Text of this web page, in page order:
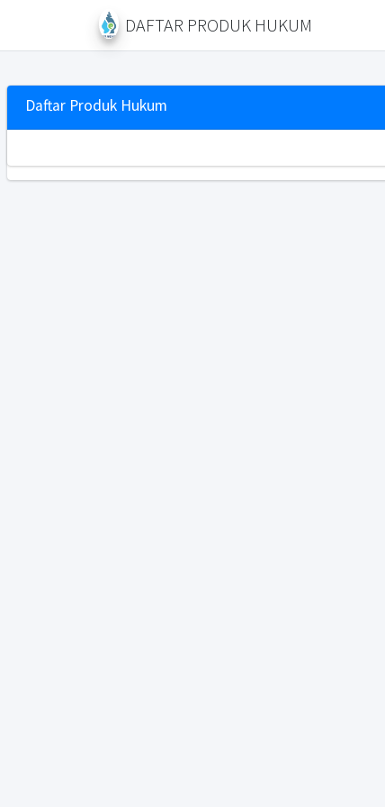
DAFTAR PRODUK HUKUM
Daftar Produk Hukum